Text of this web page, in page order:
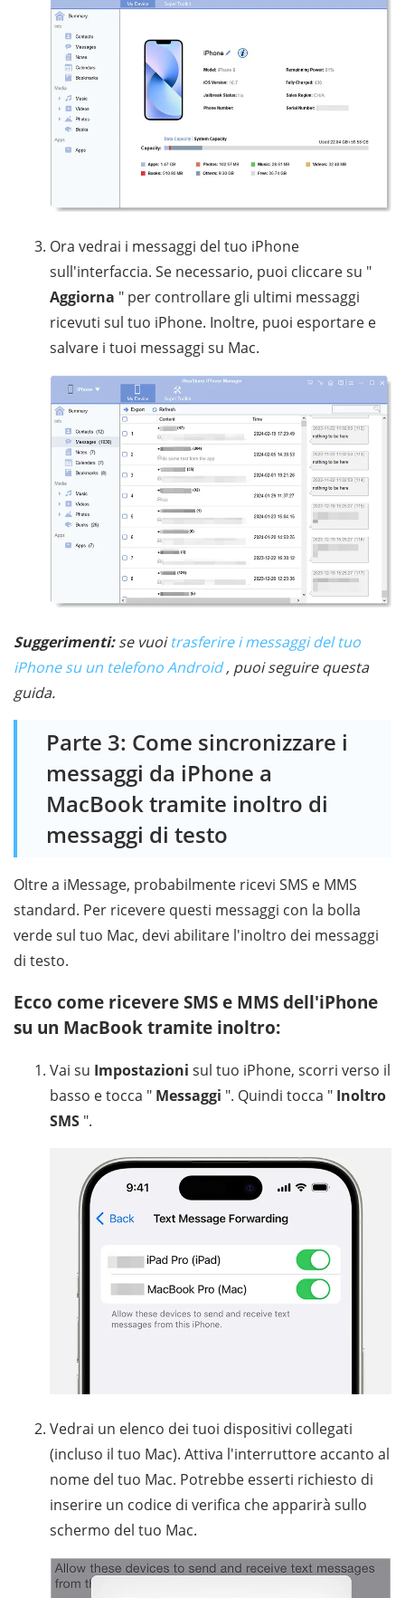
Ora vedrai i messaggi del tuo iPhone
sull'interfaccia. Se necessario, puoi cliccare su "
Aggiorna " per controllare gli ultimi messaggi
ricevuti sul tuo iPhone. Inoltre, puoi esportare e
salvare i tuoi messaggi su Mac.
Suggerimenti:se vuoitrasferire i messaggi del tuo
iPhone su un telefono Android, puoi seguire questa
guida.
Parte 3: Come sincronizzare i
messaggi da iPhone a
MacBook tramite inoltro di
messaggi di testo
Oltre a iMessage, probabilmente ricevi SMS e MMS
standard. Per ricevere questi messaggi con la bolla
verde sul tuo Mac, devi abilitare l'inoltro dei messaggi
di testo.
Ecco come ricevere SMS e MMS dell'iPhone
su un MacBook tramite inoltro:
Vai su Impostazioni sul tuo iPhone, scorri verso il
basso e tocca " Messaggi ". Quindi tocca " Inoltro
SMS ".
Vedrai un elenco dei tuoi dispositivi collegati
(incluso il tuo Mac). Attiva l'interruttore accanto al
nome del tuo Mac. Potrebbe esserti richiesto di
inserire un codice di verifica che apparirà sullo
schermo del tuo Mac.